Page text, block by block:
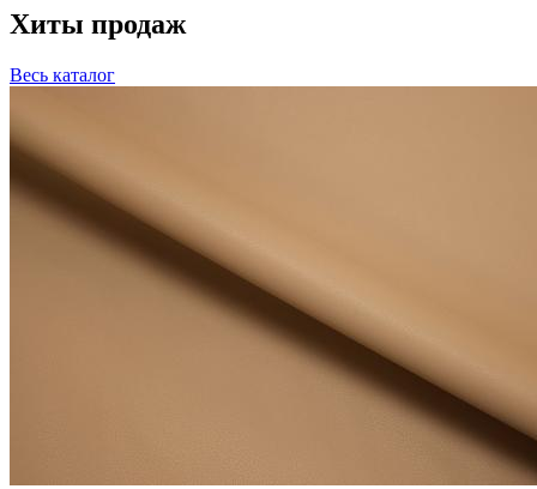
Хиты продаж
Весь каталог